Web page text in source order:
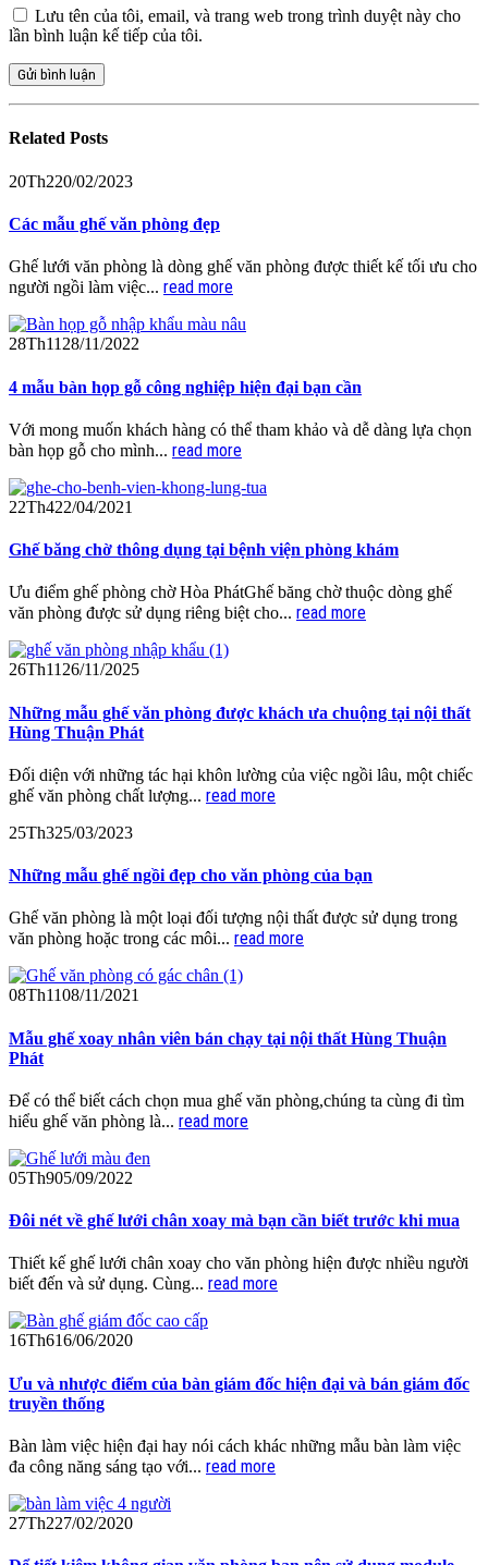
Lưu tên của tôi, email, và trang web trong trình duyệt này cho
lần bình luận kế tiếp của tôi.
Related Posts
20Th220/02/2023
Các mẫu ghế văn phòng đẹp
Ghế lưới văn phòng là dòng ghế văn phòng được thiết kế tối ưu cho
người ngồi làm việc... read more
28Th11 28/11/2022
4 mẫu bàn họp gỗ công nghiệp hiện đại bạn cần
Với mong muốn khách hàng có thể tham khảo và dễ dàng lựa chọn
bàn họp gỗ cho mình... read more
22Th422/04/2021
Ghế băng chờ thông dụng tại bệnh viện phòng khám
Ưu điểm ghế phòng chờ Hòa PhátGhế băng chờ thuộc dòng ghế
văn phòng được sử dụng riêng biệt cho... read more
26Th11 26/11/2025
Những mẫu ghế văn phòng được khách ưa chuộng tại nội thất
Hùng Thuận Phát
Đối diện với những tác hại khôn lường của việc ngồi lâu, một chiếc
ghế văn phòng chất lượng... read more
25Th325/03/2023
Những mẫu ghế ngồi đẹp cho văn phòng của bạn
Ghế văn phòng là một loại đối tượng nội thất được sử dụng trong
văn phòng hoặc trong các môi... read more
08Th1108/11/2021
Mẫu ghế xoay nhân viên bán chạy tại nội thất Hùng Thuận
Phát
Để có thể biết cách chọn mua ghế văn phòng,chúng ta cùng đi tìm
hiểu ghế văn phòng là... read more
05Th905/09/2022
Đôi nét về ghế lưới chân xoay mà bạn cần biết trước khi mua
Thiết kế ghế lưới chân xoay cho văn phòng hiện được nhiều người
biết đến và sử dụng. Cùng... read more
16Th616/06/2020
Ưu và nhược điểm của bàn giám đốc hiện đại và bán giám đốc
truyền thống
Bàn làm việc hiện đại hay nói cách khác những mẫu bàn làm việc
đa công năng sáng tạo với... read more
27Th227/02/2020